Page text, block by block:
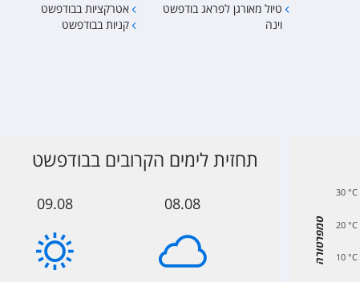
טיול מאורגן לפראג בודפשט
וינה
אטרקציות בבודפשט
קניות בבודפשט
10 °C
20 °C
30 °C
טמפרטורה
תחזית לימים הקרובים בבודפשט
08.08
09.08